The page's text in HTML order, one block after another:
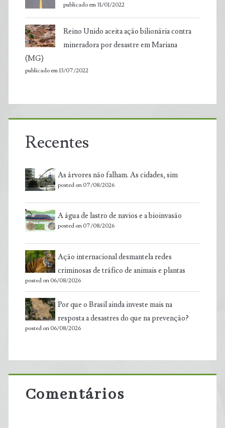
publicado em 31/01/2022
Reino Unido aceita ação bilionária contra
mineradora por desastre em Mariana
(MG)
publicado em 13/07/2022
Recentes
As árvores não falham. As cidades, sim
posted on 07/08/2026
A água de lastro de navios e a bioinvasão
posted on 07/08/2026
Ação internacional desmantela redes
criminosas de tráfico de animais e plantas
posted on 06/08/2026
Por que o Brasil ainda investe mais na
resposta a desastres do que na prevenção?
posted on 06/08/2026
Comentários